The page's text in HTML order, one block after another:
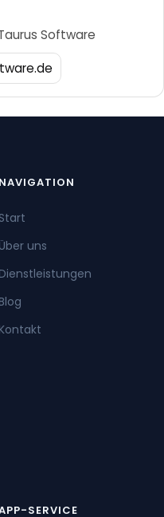
Software
NAVIGATION
Start
Über uns
Dienstleistungen
Blog
Kontakt
SERVICE